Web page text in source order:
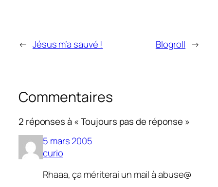
← Jésus m’a sauvé ! Blogroll →
Commentaires
2 réponses à « Toujours pas de réponse »
5 mars 2005
curio
Rhaaa, ça mériterai un mail à abuse@